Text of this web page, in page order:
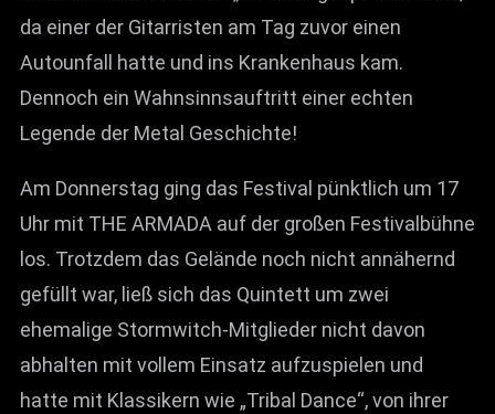
da einer der Gitarristen am Tag zuvor einen
Autounfall hatte und ins Krankenhaus kam.
Dennoch ein Wahnsinnsauftritt einer echten
Legende der Metal Geschichte!
Am Donnerstag ging das Festival pünktlich um 17
Uhr mit THE ARMADA auf der großen Festivalbühne
los. Trotzdem das Gelände noch nicht annähernd
gefüllt war, ließ sich das Quintett um zwei
ehemalige Stormwitch-Mitglieder nicht davon
abhalten mit vollem Einsatz aufzuspielen und
hatte mit Klassikern wie „Tribal Dance“, von ihrer